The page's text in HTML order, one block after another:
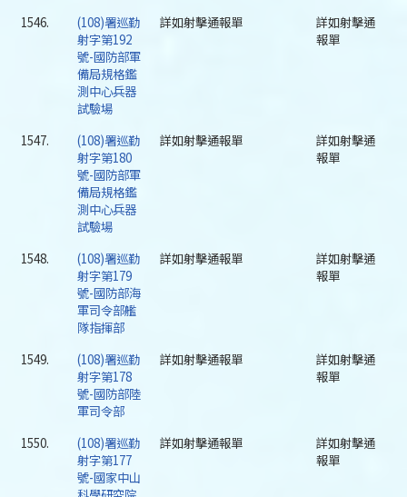
1546.
(108)署巡勤
射字第192
號-國防部軍
備局規格鑑
測中心兵器
試驗場
詳如射擊通報單
詳如射擊通
報單
1547.
(108)署巡勤
射字第180
號-國防部軍
備局規格鑑
測中心兵器
試驗場
詳如射擊通報單
詳如射擊通
報單
1548.
(108)署巡勤
射字第179
號-國防部海
軍司令部艦
隊指揮部
詳如射擊通報單
詳如射擊通
報單
1549.
(108)署巡勤
射字第178
號-國防部陸
軍司令部
詳如射擊通報單
詳如射擊通
報單
1550.
(108)署巡勤
射字第177
號-國家中山
詳如射擊通報單
詳如射擊通
報單